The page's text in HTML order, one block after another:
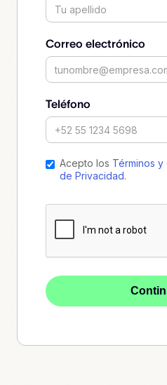
Correo electrónico
Teléfono
Acepto los Términos
de Privacidad.